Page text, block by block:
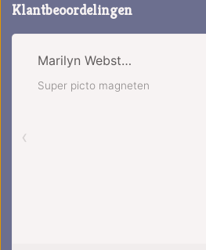
Klantbeoordelingen